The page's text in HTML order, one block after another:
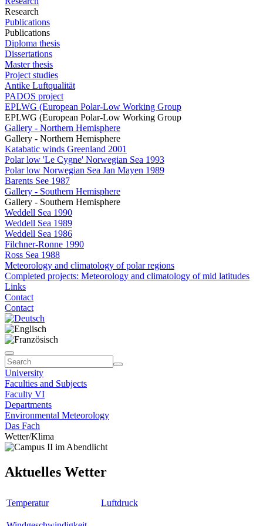
Research
Publications
Publications
Diploma thesis
Dissertations
Master thesis
Project studies
Antike Luftqualität
PADOS project
EPLWG (European Polar-Low Working Group
EPLWG (European Polar-Low Working Group
Gallery - Northern Hemisphere
Gallery - Northern Hemisphere
Katabatic winds Greenland 2001
Polar low 'Le Cygne' Norwegian Sea 1993
Polar low Norwegian Sea Jan Mayen 1989
Barents See 1987
Gallery - Southern Hemisphere
Gallery - Southern Hemisphere
Weddell Sea 1990
Weddell Sea 1989
Weddell Sea 1986
Filchner-Ronne 1990
Ross Sea 1988
Meteorology and climatology of polar regions
Completed projects: Meteorology and climatology of mid latitudes
Links
Contact
Contact
University
Faculties and Subjects
Faculty VI
Departments
Environmental Meteorology
Das Fach
Wetter/Klima
Aktuelles Wetter
Temperatur Luftdruck